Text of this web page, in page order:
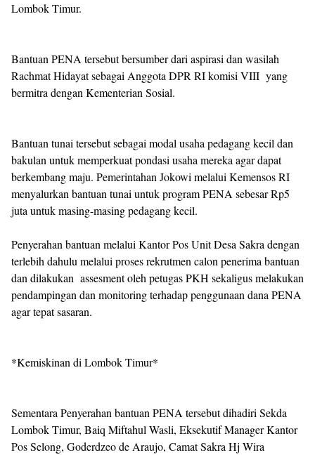
Lombok Timur.
Bantuan PENA tersebut bersumber dari aspirasi dan wasilah
Rachmat Hidayat sebagai Anggota DPR RI komisi VIII yang
bermitra dengan Kementerian Sosial.
Bantuan tunai tersebut sebagai modal usaha pedagang kecil dan
bakulan untuk memperkuat pondasi usaha mereka agar dapat
berkembang maju. Pemerintahan Jokowi melalui Kemensos RI
menyalurkan bantuan tunai untuk program PENA sebesar Rp5
juta untuk masing-masing pedagang kecil.
Penyerahan bantuan melalui Kantor Pos Unit Desa Sakra dengan
terlebih dahulu melalui proses rekrutmen calon penerima bantuan
dan dilakukan assesment oleh petugas PKH sekaligus melakukan
pendampingan dan monitoring terhadap penggunaan dana PENA
agar tepat sasaran.
*Kemiskinan di Lombok Timur*
Sementara Penyerahan bantuan PENA tersebut dihadiri Sekda
Lombok Timur, Baiq Miftahul Wasli, Eksekutif Manager Kantor
Pos Selong, Goderdzeo de Araujo, Camat Sakra Hj Wira